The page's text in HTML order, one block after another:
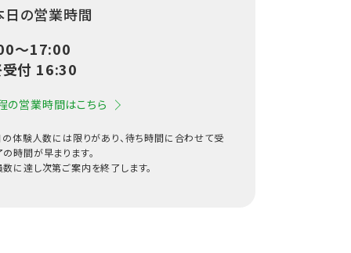
日の営業時間
〜17:00
付 16:30
の営業時間はこちら
体験人数には限りがあり、待ち時間に合わせて受
時間が早まります。
に達し次第ご案内を終了します。